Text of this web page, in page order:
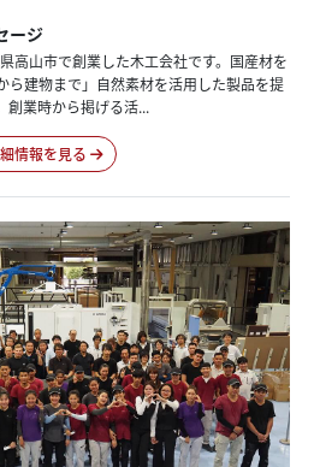
ージ
高山市で創業した木工会社です。国産材を
ら建物まで」自然素材を活用した製品を提
創業時から掲げる活...
情報を見る